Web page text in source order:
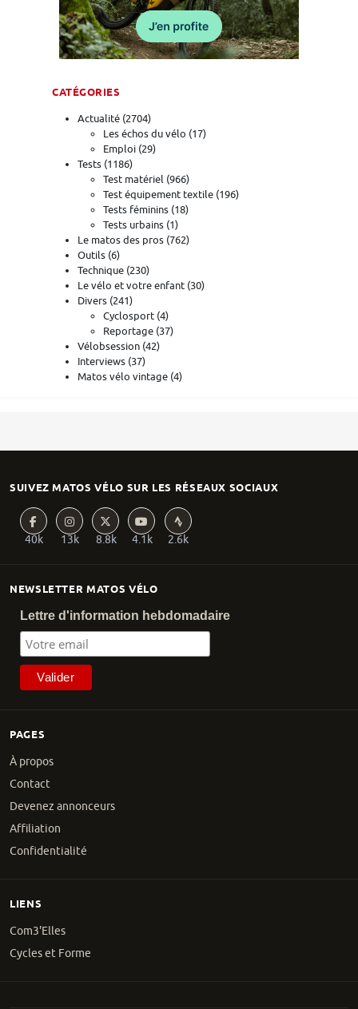
CATÉGORIES
Actualité (2704)
Les échos du vélo (17)
Emploi (29)
Tests (1186)
Test matériel (966)
Test équipement textile (196)
Tests féminins (18)
Tests urbains (1)
Le matos des pros (762)
Outils (6)
Technique (230)
Le vélo et votre enfant (30)
Divers (241)
Cyclosport (4)
Reportage (37)
Vélobsession (42)
Interviews (37)
Matos vélo vintage (4)
PAGES
À propos
Contact
Devenez annonceurs
Affiliation
Confidentialité
NEWSLETTER MATOS VÉLO
Lettre d'information hebdomadaire
SUIVEZ MATOS VÉLO SUR LES RÉSEAUX SOCIAUX
40k 13k 8.8k 4.1k 2.6k
LIENS
Com3'Elles
Cycles et Forme